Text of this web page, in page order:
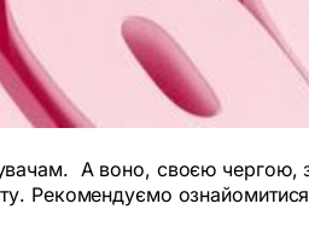
А воно, своєю чергою,
Рекомендуємо